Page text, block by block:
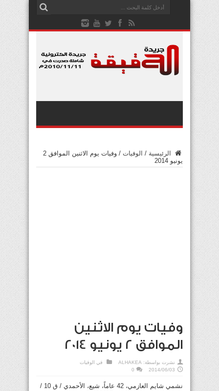
الرئيسية / الوفيات /
وفيات يوم الاثنين الموافق 2
يونيو 2014
وفيات يوم الاثنين
الموافق 2 يونيو 2014
نشرت بواسطة: ALHAKEA في الوفيات
2014/06/03
0
نشمي شايم العازمي، 42 عاماً، شيع، الأحمدي / ق 10 /